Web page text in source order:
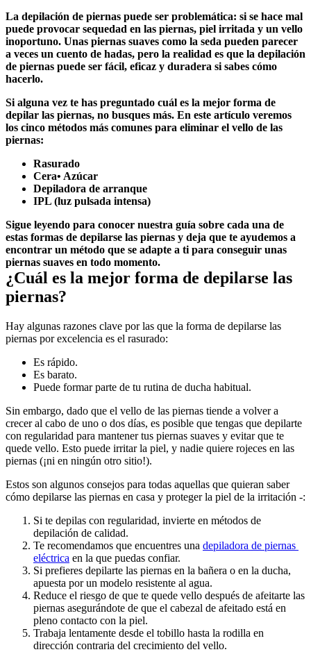
La depilación de piernas puede ser problemática: si se hace mal
puede provocar sequedad en las piernas, piel irritada y un vello
inoportuno. Unas piernas suaves como la seda pueden parecer
a veces un cuento de hadas, pero la realidad es que la depilación
de piernas puede ser fácil, eficaz y duradera si sabes cómo
hacerlo.
Si alguna vez te has preguntado cuál es la mejor forma de
depilar las piernas, no busques más. En este artículo veremos
los cinco métodos más comunes para eliminar el vello de las
piernas:
Rasurado
Cera• Azúcar
Depiladora de arranque
IPL (luz pulsada intensa)
Sigue leyendo para conocer nuestra guía sobre cada una de
estas formas de depilarse las piernas y deja que te ayudemos a
encontrar un método que se adapte a ti para conseguir unas
piernas suaves en todo momento.
¿Cuál es la mejor forma de depilarse las
piernas?
Hay algunas razones clave por las que la forma de depilarse las
piernas por excelencia es el rasurado:
Es rápido.
Es barato.
Puede formar parte de tu rutina de ducha habitual.
Sin embargo, dado que el vello de las piernas tiende a volver a
crecer al cabo de uno o dos días, es posible que tengas que depilarte
con regularidad para mantener tus piernas suaves y evitar que te
quede vello. Esto puede irritar la piel, y nadie quiere rojeces en las
piernas (¡ni en ningún otro sitio!).
Estos son algunos consejos para todas aquellas que quieran saber
cómo depilarse las piernas en casa y proteger la piel de la irritación -:
Si te depilas con regularidad, invierte en métodos de
depilación de calidad.
Te recomendamos que encuentres una depiladora de piernas
eléctrica en la que puedas confiar.
Si prefieres depilarte las piernas en la bañera o en la ducha,
apuesta por un modelo resistente al agua.
Reduce el riesgo de que te quede vello después de afeitarte las
piernas asegurándote de que el cabezal de afeitado está en
pleno contacto con la piel.
Trabaja lentamente desde el tobillo hasta la rodilla en
dirección contraria del crecimiento del vello.